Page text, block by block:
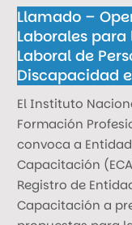
Llamado –
Laborales
Laboral de
Discapacidad
El Instituto
Formación
convoca a
Capacitación
Registro de
Capacitación a